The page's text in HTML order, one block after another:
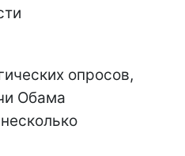
опросов,
Обама